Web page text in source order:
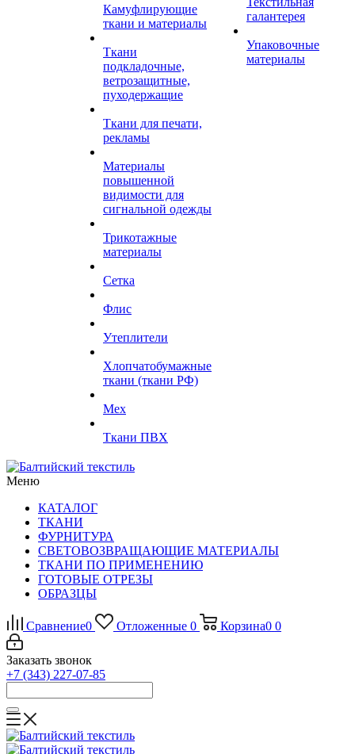
Камуфлирующие
ткани и материалы
Ткани
подкладочные,
ветрозащитные,
пуходержащие
Ткани для печати,
рекламы
Материалы
повышенной
видимости для
сигнальной одежды
Трикотажные
материалы
Сетка
Флис
Утеплители
Хлопчатобумажные
ткани (ткани РФ)
Мех
Ткани ПВХ
галантерея
Упаковочные
материалы
Меню
КАТАЛОГ
ТКАНИ
ФУРНИТУРА
СВЕТОВОЗВРАЩАЮЩИЕ МАТЕРИАЛЫ
ТКАНИ ПО ПРИМЕНЕНИЮ
ГОТОВЫЕ ОТРЕЗЫ
ОБРАЗЦЫ
Сравнение0 Отложенные 0 Корзина0 0
Заказать звонок
+7 (343) 227-07-85